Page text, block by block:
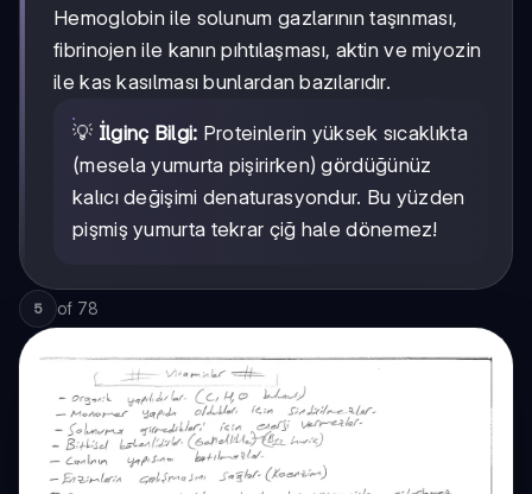
Hemoglobin ile solunum gazlarının taşınması,
fibrinojen ile kanın pıhtılaşması, aktin ve miyozin
ile kas kasılması bunlardan bazılarıdır.
💡 İlginç Bilgi: Proteinlerin yüksek sıcaklıkta
(mesela yumurta pişirirken) gördüğünüz
kalıcı değişimi denaturasyondur. Bu yüzden
pişmiş yumurta tekrar çiğ hale dönemez!
5 of 78